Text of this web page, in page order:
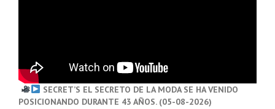
SECRET’S EL SECRETO DE LA MODA SE HA VENIDO
POSICIONANDO DURANTE 43 AÑOS. (05-08-2026)